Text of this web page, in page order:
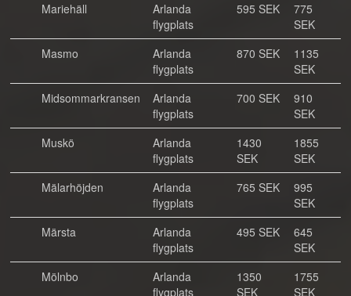
Mariehäll
Arlanda
flygplats
595 SEK
775
SEK
Masmo
Arlanda
flygplats
870 SEK
1135
SEK
Midsommarkransen
Arlanda
flygplats
700 SEK
910
SEK
Muskö
Arlanda
flygplats
1430
SEK
1855
SEK
Mälarhöjden
Arlanda
flygplats
765 SEK
995
SEK
Märsta
Arlanda
flygplats
495 SEK
645
SEK
Mölnbo
Arlanda
flygplats
1350
SEK
1755
SEK